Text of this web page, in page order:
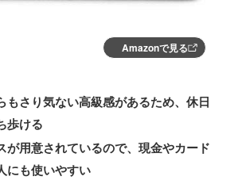
Amazonで見る
もさり気ない高級感があるため、休日
歩ける
が用意されているので、現金やカード
にも使いやすい